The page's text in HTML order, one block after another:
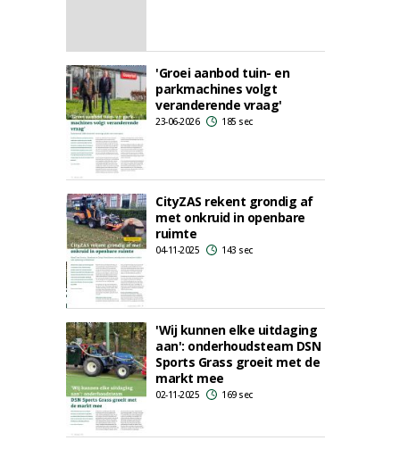
'Groei aanbod tuin- en
parkmachines volgt
veranderende vraag'
23-06-2026 185 sec
CityZAS rekent grondig af
met onkruid in openbare
ruimte
04-11-2025 143 sec
'Wij kunnen elke uitdaging
aan': onderhoudsteam DSN
Sports Grass groeit met de
markt mee
02-11-2025 169 sec